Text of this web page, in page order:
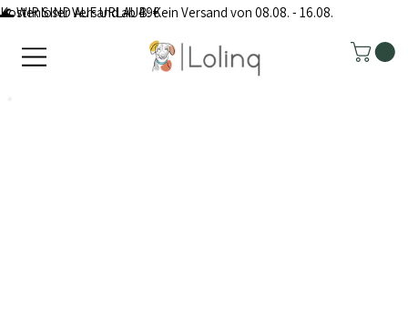
Kostenloser Versand ab 49€
🌊 WIR SIND AUF URLAUB: Kein Versand von 08.08. - 16.08.